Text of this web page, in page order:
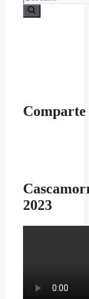
Comparte
2023